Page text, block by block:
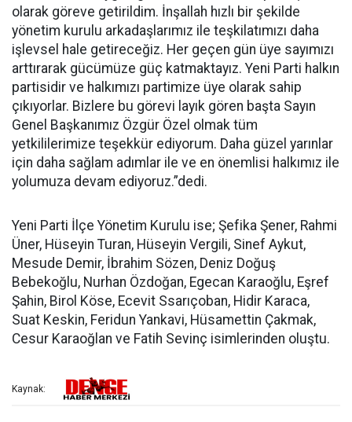
olarak göreve getirildim. İnşallah hızlı bir şekilde
yönetim kurulu arkadaşlarımız ile teşkilatımızı daha
işlevsel hale getireceğiz. Her geçen gün üye sayımızı
arttırarak gücümüze güç katmaktayız. Yeni Parti halkın
partisidir ve halkımızı partimize üye olarak sahip
çıkıyorlar. Bizlere bu görevi layık gören başta Sayın
Genel Başkanımız Özgür Özel olmak tüm
yetkililerimize teşekkür ediyorum. Daha güzel yarınlar
için daha sağlam adımlar ile ve en önemlisi halkımız ile
yolumuza devam ediyoruz.”dedi.
Yeni Parti İlçe Yönetim Kurulu ise; Şefika Şener, Rahmi
Üner, Hüseyin Turan, Hüseyin Vergili, Sinef Aykut,
Mesude Demir, İbrahim Sözen, Deniz Doğuş
Bebekoğlu, Nurhan Özdoğan, Egecan Karaoğlu, Eşref
Şahin, Birol Köse, Ecevit Ssarıçoban, Hidir Karaca,
Suat Keskin, Feridun Yankavi, Hüsamettin Çakmak,
Cesur Karaoğlan ve Fatih Sevinç isimlerinden oluştu.
Kaynak: